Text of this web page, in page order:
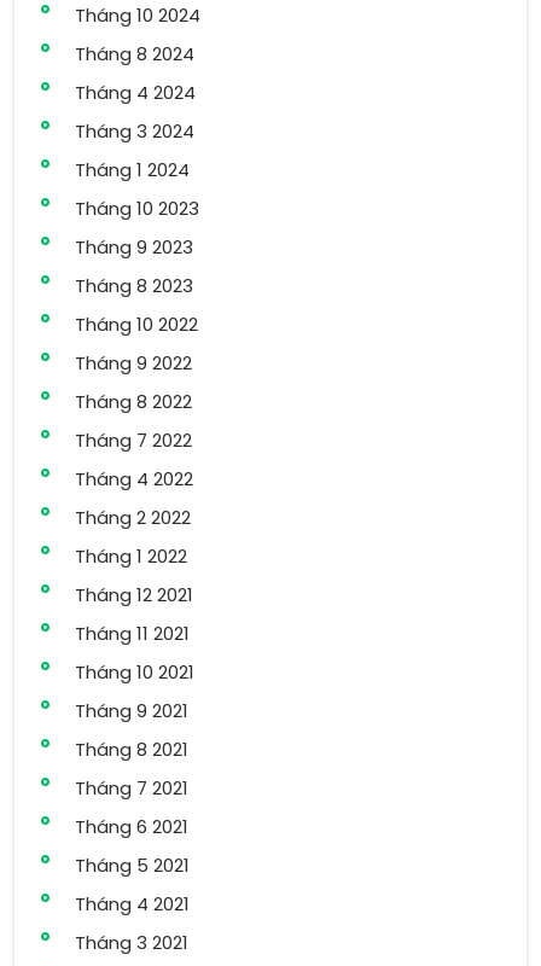
Tháng 10 2024
Tháng 8 2024
Tháng 4 2024
Tháng 3 2024
Tháng 1 2024
Tháng 10 2023
Tháng 9 2023
Tháng 8 2023
Tháng 10 2022
Tháng 9 2022
Tháng 8 2022
Tháng 7 2022
Tháng 4 2022
Tháng 2 2022
Tháng 1 2022
Tháng 12 2021
Tháng 11 2021
Tháng 10 2021
Tháng 9 2021
Tháng 8 2021
Tháng 7 2021
Tháng 6 2021
Tháng 5 2021
Tháng 4 2021
Tháng 3 2021